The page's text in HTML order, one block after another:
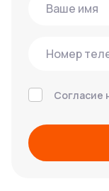
Согласие